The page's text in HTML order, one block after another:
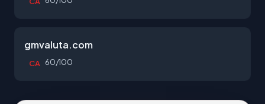
gmvaluta.com
CA 60/100